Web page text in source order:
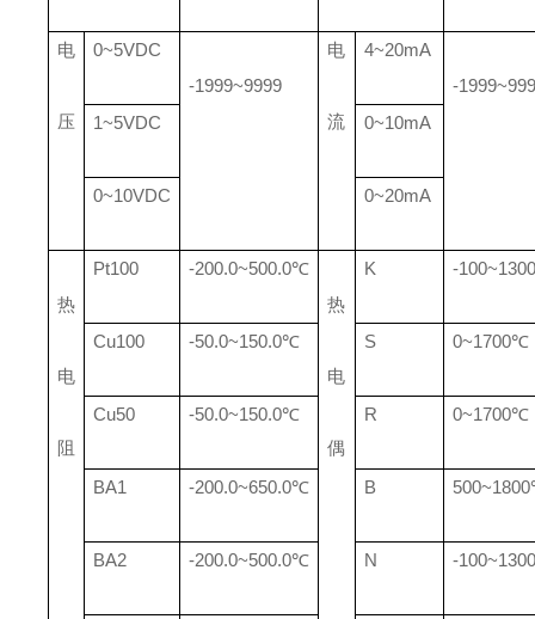
电
压
0~5VDC
-1999~9999
电
流
4~20mA
-
1~5VDC
0~10mA
0~10VDC 0~20mA
热
电
阻
Pt100
-200.0~500.0℃
热
电
偶
K -
Cu100 -50.0~150.0℃ S 0~1700℃
Cu50 -50.0~150.0℃ R 0~1700℃
BA1 -200.0~650.0℃ B
BA2 -200.0~500.0℃ N -